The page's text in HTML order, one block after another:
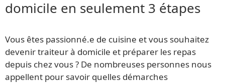
domicile en seulement 3 étapes
Vous êtes passionné.e de cuisine et vous souhaitez
devenir traiteur à domicile et préparer les repas
depuis chez vous ? De nombreuses personnes nous
appellent pour savoir quelles démarches